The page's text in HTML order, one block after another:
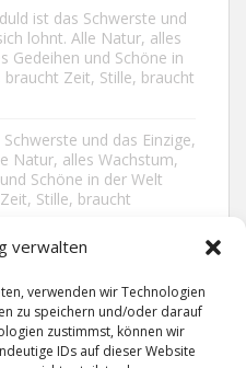
verwalten
verwenden wir Technologien
zu speichern und/oder darauf
zustimmst, können wir
IDs auf dieser Website
ist das Schwerste und
lohnt. Alle Natur, alles
Gedeihen und Schöne in
Zeit, Stille, braucht
und das Einzige,
Natur, alles Wachstum,
Schöne in der Welt
Stille, braucht
in unserem Leben
wenn man nicht alles
glaubt, was man hört
lächelt.